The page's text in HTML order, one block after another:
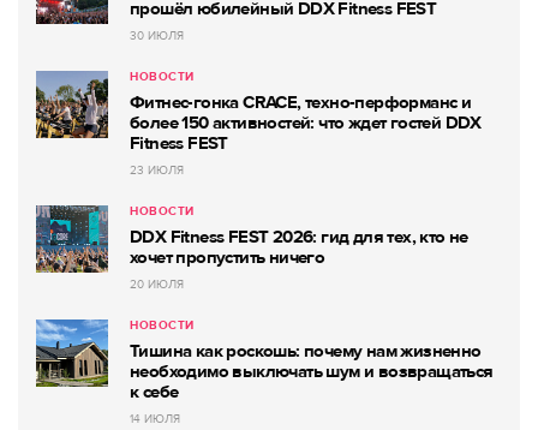
прошёл юбилейный DDX Fitness FEST
30 ИЮЛЯ
НОВОСТИ
Фитнес-гонка CRACE, техно-перформанс и
более 150 активностей: что ждет гостей DDX
Fitness FEST
23 ИЮЛЯ
НОВОСТИ
DDX Fitness FEST 2026: гид для тех, кто не
хочет пропустить ничего
20 ИЮЛЯ
НОВОСТИ
Тишина как роскошь: почему нам жизненно
необходимо выключать шум и возвращаться
к себе
14 ИЮЛЯ